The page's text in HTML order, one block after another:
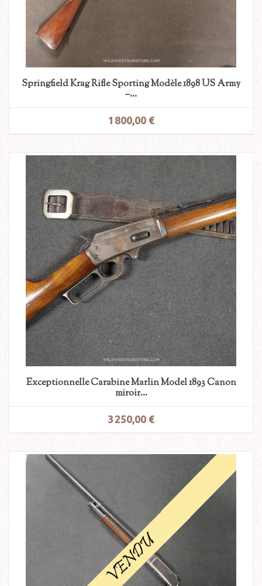
Springfield Krag Rifle Sporting Modèle 1898 US Army
–...
1 800,00 €
Exceptionnelle Carabine Marlin Model 1893 Canon
miroir...
3 250,00 €